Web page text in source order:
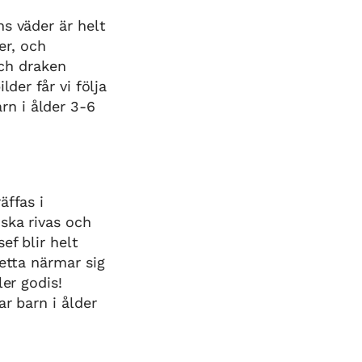
väder är helt
och
draken
får vi följa
i ålder 3-6
i
rivas och
blir helt
närmar sig
godis!
barn i ålder